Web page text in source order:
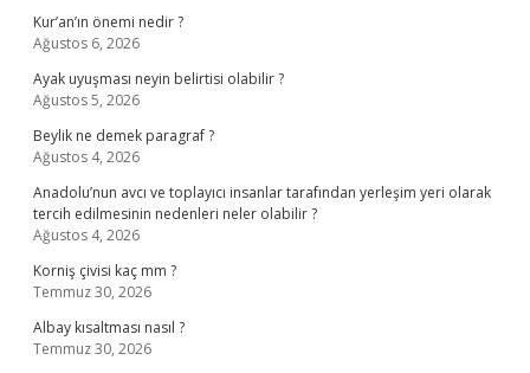
Kur’an’ın önemi nedir ?
Ağustos 6, 2026
Ayak uyuşması neyin belirtisi olabilir ?
Ağustos 5, 2026
Beylik ne demek paragraf ?
Ağustos 4, 2026
Anadolu’nun avcı ve toplayıcı insanlar tarafından yerleşim yeri olarak
tercih edilmesinin nedenleri neler olabilir ?
Ağustos 4, 2026
Korniş çivisi kaç mm ?
Temmuz 30, 2026
Albay kısaltması nasıl ?
Temmuz 30, 2026